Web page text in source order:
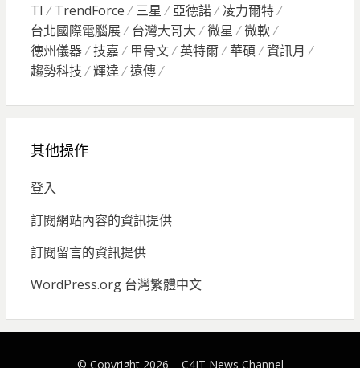
TI
TrendForce 三星 亞德諾
凌力爾特
台北國際電腦展
台灣大哥大 微星
微軟
德州儀器
技嘉 甲骨文 英特爾 華碩
資訊月
趨勢科技
輝達 遠傳
其他操作
登入
訂閱網站內容的資訊提供
訂閱留言的資訊提供
WordPress.org 台灣繁體中文
© Copyright 2026 – C4IT News Channel